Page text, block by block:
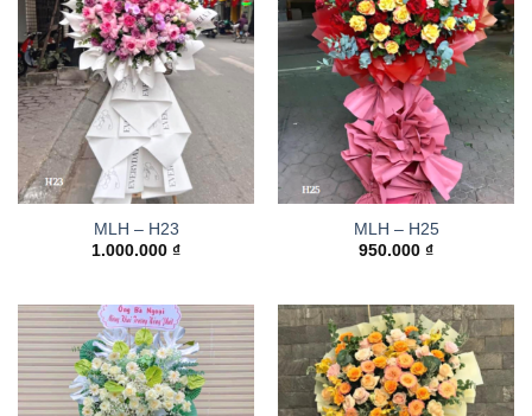
MLH – H23
1.000.000 ₫
MLH – H25
950.000 ₫